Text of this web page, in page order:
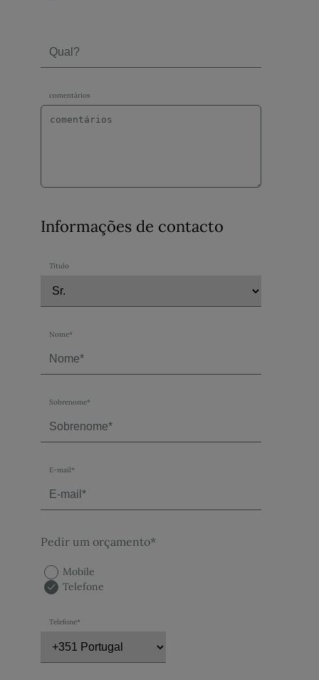
comentários
Informações de contacto
Título
Nome*
Sobrenome*
E-mail*
Pedir um orçamento*
Mobile
Telefone
Telefone*